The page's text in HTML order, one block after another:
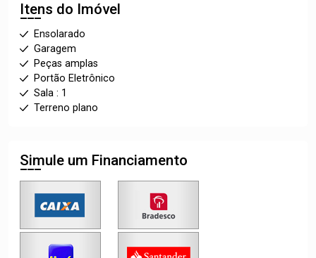
Itens do Imóvel
Ensolarado
Garagem
Peças amplas
Portão Eletrônico
Sala : 1
Terreno plano
Simule um Financiamento